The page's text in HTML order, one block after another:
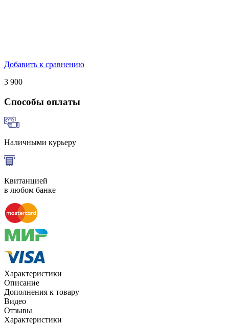
Добавить к сравнению
3 900
Способы оплаты
Наличными курьеру
Квитанцией
в любом банке
Характеристики
Описание
Дополнения к товару
Видео
Отзывы
Характеристики